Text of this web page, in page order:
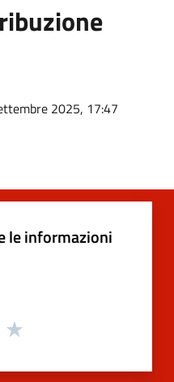
2025, 17:47
le informazioni